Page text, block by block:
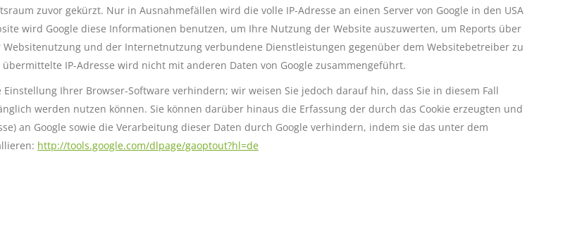
zuvor gekürzt. Nur in Ausnahmefällen wird die volle IP-Adresse an einen Server von Google in den USA
wird Google diese Informationen benutzen, um Ihre Nutzung der Website auszuwerten, um Reports über
und der Internetnutzung verbundene Dienstleistungen gegenüber dem Websitebetreiber zu
IP-Adresse wird nicht mit anderen Daten von Google zusammengeführt.
Ihrer Browser-Software verhindern; wir weisen Sie jedoch darauf hin, dass Sie in diesem Fall
werden nutzen können. Sie können darüber hinaus die Erfassung der durch das Cookie erzeugten und
an Google sowie die Verarbeitung dieser Daten durch Google verhindern, indem sie das unter dem
http://tools.google.com/dlpage/gaoptout?hl=de